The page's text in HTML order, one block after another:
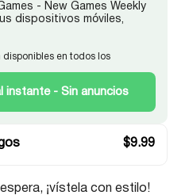
- New Games Weekly
dispositivos móviles,
disponibles en todos los
instante - Sin anuncios
$9.99
¡vístela con estilo!